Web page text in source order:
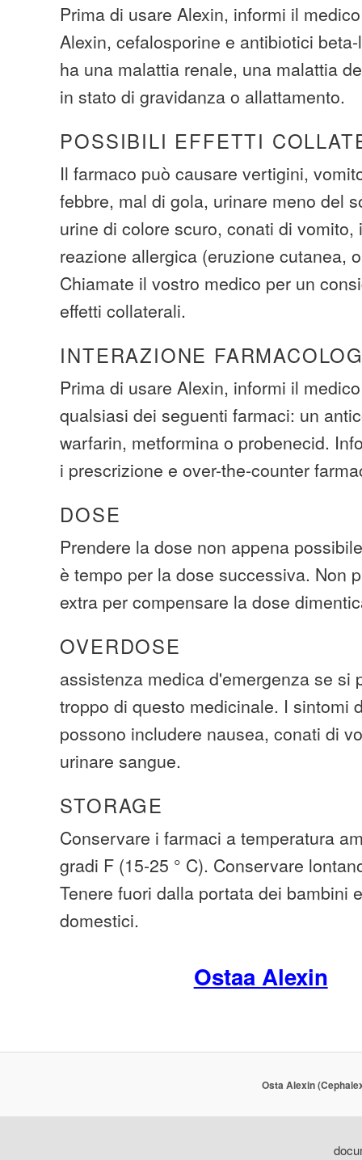
Prima di usare Alexin, informi il
Alexin, cefalosporine e antibiotici
ha una malattia renale, una malattia
in stato di gravidanza o allattamento.
POSSIBILI EFFETTI
Il farmaco può causare vertigini,
febbre, mal di gola, urinare meno del
urine di colore scuro, conati di vomito,
reazione allergica (eruzione cutanea,
Chiamate il vostro medico per un
effetti collaterali.
INTERAZIONE
Prima di usare Alexin, informi il
qualsiasi dei seguenti farmaci: un
warfarin, metformina o probenecid.
i prescrizione e over-the-counter
DOSE
Prendere la dose non appena
è tempo per la dose successiva. Non
extra per compensare la dose
OVERDOSE
assistenza medica d'emergenza se si
troppo di questo medicinale. I sintomi
possono includere nausea, conati di
urinare sangue.
STORAGE
Conservare i farmaci a temperatura
gradi F (15-25 ° C). Conservare
Tenere fuori dalla portata dei bambini
domestici.
Ostaa Alexin
Osta Alexin